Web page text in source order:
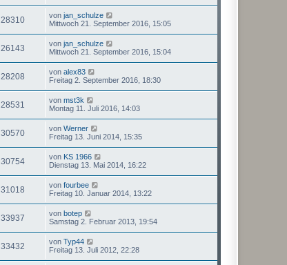
28310 von jan_schulze
Mittwoch 21. September 2016, 15:05
26143 von jan_schulze
Mittwoch 21. September 2016, 15:04
28208 von alex83
Freitag 2. September 2016, 18:30
28531 von mst3k
Montag 11. Juli 2016, 14:03
30570 von Werner
Freitag 13. Juni 2014, 15:35
30754 von KS 1966
Dienstag 13. Mai 2014, 16:22
31018 von fourbee
Freitag 10. Januar 2014, 13:22
33937 von botep
Samstag 2. Februar 2013, 19:54
33432 von Typ44
Freitag 13. Juli 2012, 22:28